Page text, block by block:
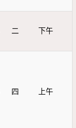
二 下午
四 上午